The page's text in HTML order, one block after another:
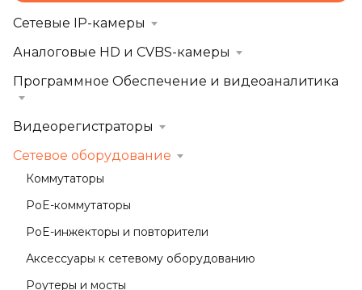
Сетевые IP-камеры
Аналоговые HD и CVBS-камеры
Программное Обеспечение и видеоаналитика
Видеорегистраторы
Сетевое оборудование
Коммутаторы
PoE-коммутаторы
PoE-инжекторы и повторители
Аксессуары к сетевому оборудованию
Роутеры и мосты